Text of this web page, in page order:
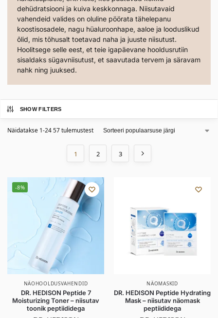
dehüdratsiooni ja kuiva keskkonnaga. Niisutavaid
vahendeid valides on oluline pöörata tähelepanu
koostisosadele, nagu hüaluroonhape, aaloe ja looduslikud
õlid, mis tõhusalt toetavad naha ja juuste niisutust.
Hoolitsege selle eest, et teie igapäevane hooldusrutiin
sisaldaks sügavniisutust, et saavutada tervem ja säravam
nahk ning juuksed.
SHOW FILTERS
Näidatakse 1-24 57 tulemustest
1 2 3
-8%
NÄOHOOLDUSVAHENDID
DR. HEDISON Peptide 7
Moisturizing Toner – niisutav
toonik peptiididega
NÄOMASKID
DR. HEDISON Peptide Hydrating
Mask – niisutav näomask
peptiididega